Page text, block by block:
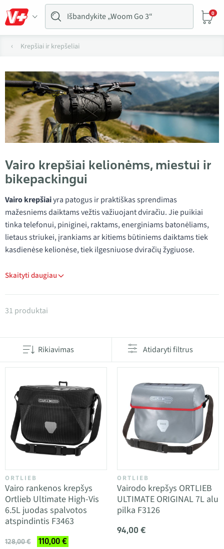
0
Krepšiai ir krepšeliai
Vairo krepšiai kelionėms, miestui ir
bikepackingui
Vairo krepšiaiyra patogus ir praktiškas sprendimas
mažesniems daiktams vežtis važiuojant dviračiu. Jie puikiai
tinka telefonui, piniginei, raktams, energiniams batonėliams,
lietaus striukei, įrankiams ar kitiems būtiniems daiktams tiek
kasdienėse kelionėse, tiek ilgesniuose dviračių žygiuose.
Skaityti daugiau
Produktai kategorijoje Vairo krepšiai
31 produktai
Rikiavimas Atidaryti filtrus
ORTLIEB
Vairo rankenos krepšys
Ortlieb Ultimate High-Vis
6.5L juodas spalvotos
atspindintis F3463
128,00 € 110,00 €
ORTLIEB
Vairodo krepšys ORTLIEB
ULTIMATE ORIGINAL 7L alu
pilka F3126
94,00 €